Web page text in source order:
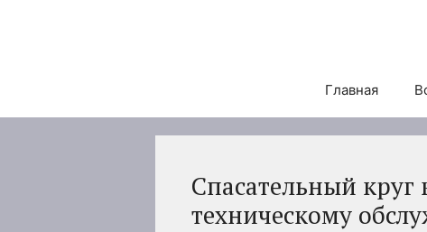
Главная
Спасательный круг
техническому